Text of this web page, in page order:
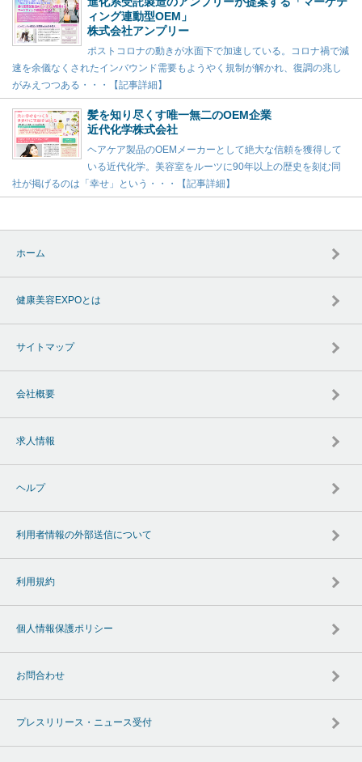
ィング連動型OEM」
株式会社アンプリー
ポストコロナの動きが水面下で加速している。コロナ禍で減
速を余儀なくされたインバウンド需要もようやく規制が解かれ、復調の兆し
がみえつつある・・・【記事詳細】
髪を知り尽くす唯一無二のOEM企業
近代化学株式会社
ヘアケア製品のOEMメーカーとして絶大な信頼を獲得して
いる近代化学。美容室をルーツに90年以上の歴史を刻む同
社が掲げるのは「幸せ」という・・・【記事詳細】
ホーム
健康美容EXPOとは
サイトマップ
会社概要
求人情報
ヘルプ
利用者情報の外部送信について
利用規約
個人情報保護ポリシー
お問合わせ
プレスリリース・ニュース受付